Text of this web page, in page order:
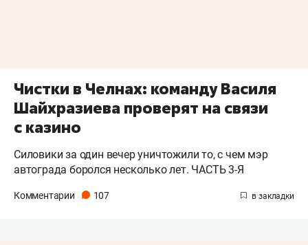
Чистки в Челнах: команду Василя
Шайхразиева проверят на связи
с казино
Силовики за один вечер уничтожили то, с чем мэр
автограда боролся несколько лет. ЧАСТЬ 3-Я
Комментарии 107